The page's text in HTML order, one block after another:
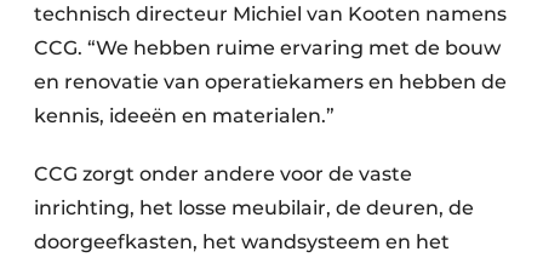
technisch directeur Michiel van Kooten namens
CCG. “We hebben ruime ervaring met de bouw
en renovatie van operatiekamers en hebben de
kennis, ideeën en materialen.”
CCG zorgt onder andere voor de vaste
inrichting, het losse meubilair, de deuren, de
doorgeefkasten, het wandsysteem en het